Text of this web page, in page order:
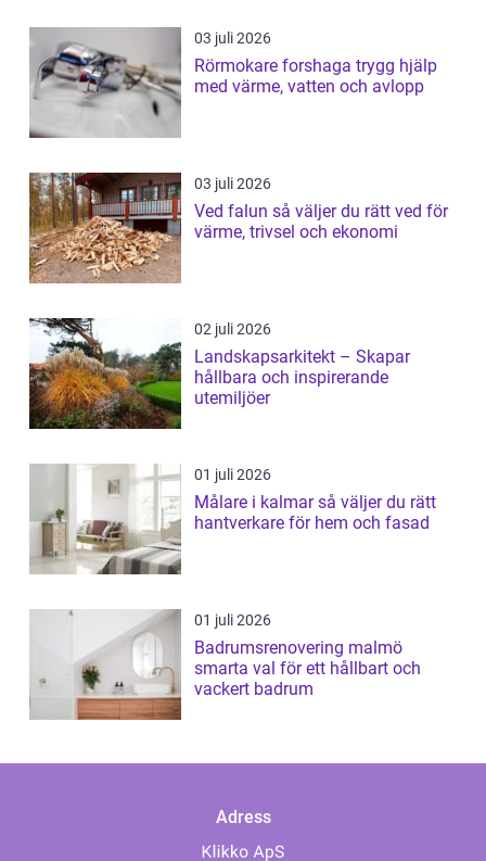
03 juli 2026
Rörmokare forshaga trygg hjälp
med värme, vatten och avlopp
03 juli 2026
Ved falun så väljer du rätt ved för
värme, trivsel och ekonomi
02 juli 2026
Landskapsarkitekt – Skapar
hållbara och inspirerande
utemiljöer
01 juli 2026
Målare i kalmar så väljer du rätt
hantverkare för hem och fasad
01 juli 2026
Badrumsrenovering malmö
smarta val för ett hållbart och
vackert badrum
Adress